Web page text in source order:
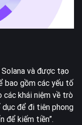
và được tạo
bao gồm các yếu tố
các khái niệm về trò
để đi tiên phong
để kiếm tiền”.